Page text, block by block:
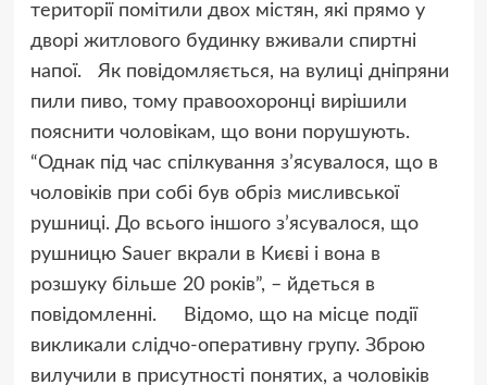
території помітили двох містян, які прямо у
дворі житлового будинку вживали спиртні
напої. Як повідомляється, на вулиці дніпряни
пили пиво, тому правоохоронці вирішили
пояснити чоловікам, що вони порушують.
“Однак під час спілкування з’ясувалося, що в
чоловіків при собі був обріз мисливської
рушниці. До всього іншого з’ясувалося, що
рушницю Sauer вкрали в Києві і вона в
розшуку більше 20 років”, – йдеться в
повідомленні. Відомо, що на місце події
викликали слідчо-оперативну групу. Зброю
вилучили в присутності понятих, а чоловіків